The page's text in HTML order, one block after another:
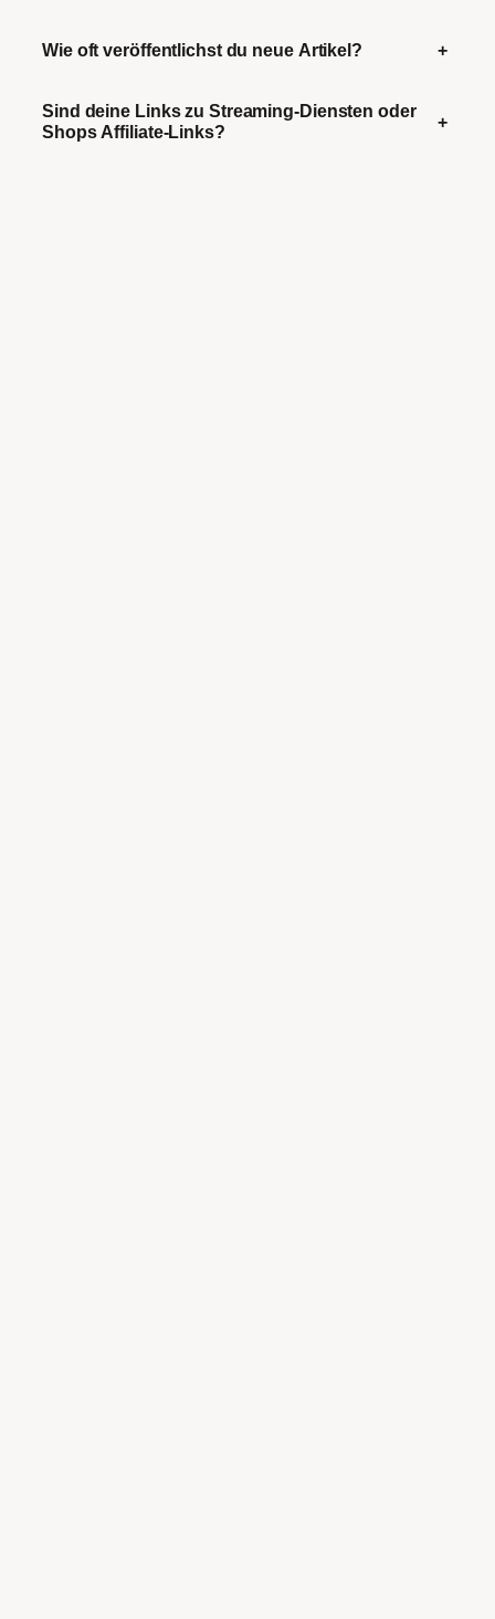
Wie oft veröffentlichst du neue Artikel? +
Sind deine Links zu Streaming-Diensten oder
Shops Affiliate-Links?
+